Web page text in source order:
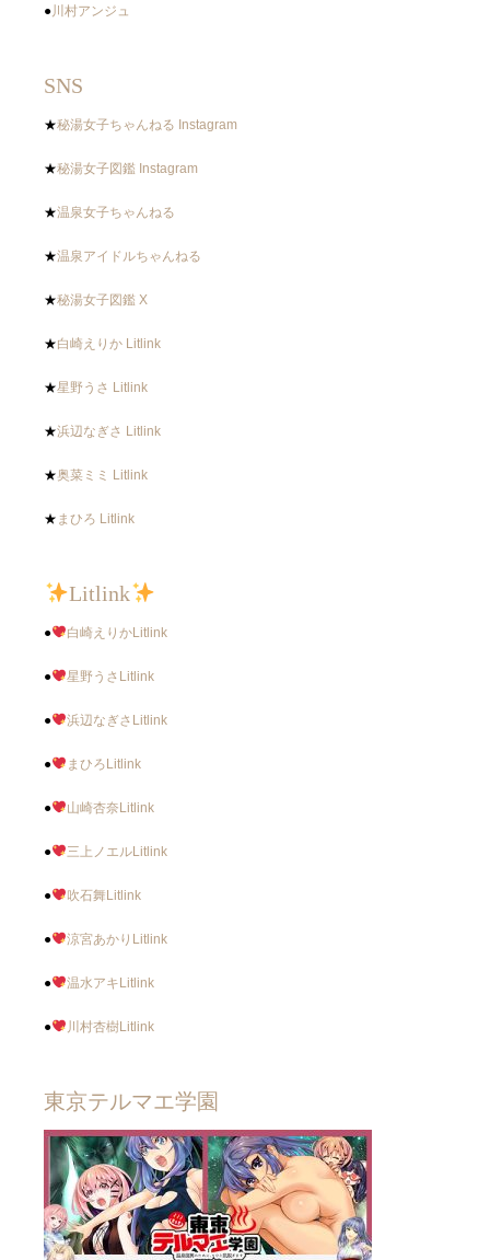
●川村アンジュ
SNS
★秘湯女子ちゃんねる Instagram
★秘湯女子図鑑 Instagram
★温泉女子ちゃんねる
★温泉アイドルちゃんねる
★秘湯女子図鑑 X
★白崎えりか Litlink
★星野うさ Litlink
★浜辺なぎさ Litlink
★奥菜ミミ Litlink
★ まひろ Litlink
Litlink
● 白崎えりかLitlink
● 星野うさLitlink
● 浜辺なぎさLitlink
● まひろLitlink
● 山崎杏奈Litlink
● 三上ノエルLitlink
● 吹石舞Litlink
● 涼宮あかりLitlink
● 温水アキLitlink
● 川村杏樹Litlink
東京テルマエ学園